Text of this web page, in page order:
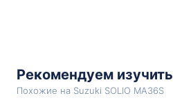
Рекомендуем изучить
Похожие на Suzuki SOLIO MA36S